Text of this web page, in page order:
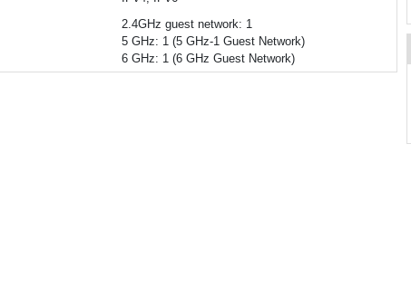
2.4GHz guest network: 1
5 GHz: 1 (5 GHz-1 Guest Network)
6 GHz: 1 (6 GHz Guest Network)